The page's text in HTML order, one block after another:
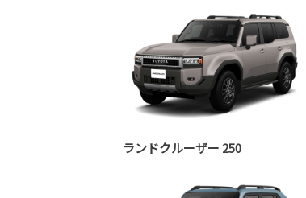
ランドクルーザー 250